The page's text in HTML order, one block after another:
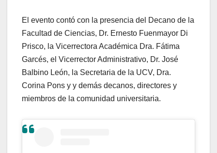
El evento contó con la presencia del Decano de la
Facultad de Ciencias, Dr. Ernesto Fuenmayor Di
Prisco, la Vicerrectora Académica Dra. Fátima
Garcés, el Vicerrector Administrativo, Dr. José
Balbino León, la Secretaria de la UCV, Dra.
Corina Pons y y demás decanos, directores y
miembros de la comunidad universitaria.